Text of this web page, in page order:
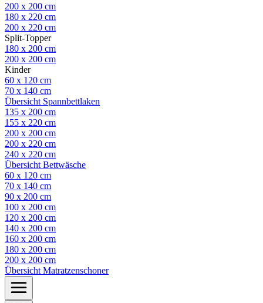
200 x 200 cm
180 x 220 cm
200 x 220 cm
Split-Topper
180 x 200 cm
200 x 200 cm
Kinder
60 x 120 cm
70 x 140 cm
Übersicht Spannbettlaken
135 x 200 cm
155 x 220 cm
200 x 200 cm
200 x 220 cm
240 x 220 cm
Übersicht Bettwäsche
60 x 120 cm
70 x 140 cm
90 x 200 cm
100 x 200 cm
120 x 200 cm
140 x 200 cm
160 x 200 cm
180 x 200 cm
200 x 200 cm
Übersicht Matratzenschoner